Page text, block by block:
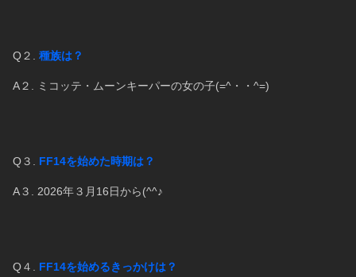
Q２. 種族は？
A２. ミコッテ・ムーンキーパーの女の子(=^・・^=)
Q３. FF14を始めた時期は？
A３. 2026年３月16日から(^^♪
Q４. FF14を始めるきっかけは？